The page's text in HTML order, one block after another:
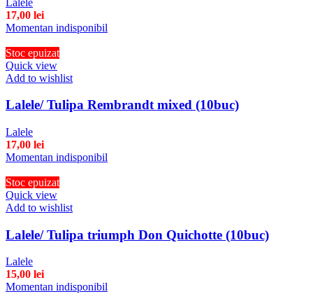
17,00 lei
Momentan indisponibil
Stoc epuizat
Quick view
Add to wishlist
Lalele/ Tulipa Rembrandt mixed (10buc)
Lalele
17,00 lei
Momentan indisponibil
Stoc epuizat
Quick view
Add to wishlist
Lalele/ Tulipa triumph Don Quichotte (10buc)
Lalele
15,00 lei
Momentan indisponibil